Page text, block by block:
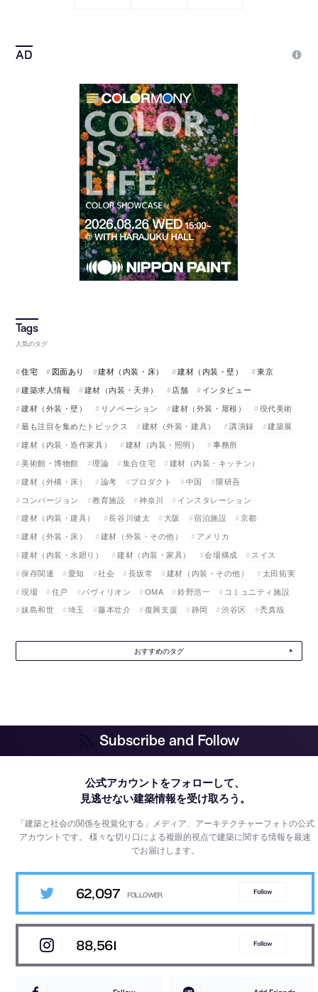
人気のタグ
住宅 図面あり 建材（内装・床） 建材（内装・壁）
東京
建築求人情報
建材（内装・天井） 店舗
インタビュー
建材（外装・壁）
リノベーション 建材（外装・屋根）
現代美術
最も注目を集めたトピックス
建材（外装・建具） 講演録
建築展
建材（内装・造作家具）
建材（内装・照明）
事務所
美術館・博物館
理論 集合住宅
建材（内装・キッチン）
建材（外構・床）
論考 プロダクト 中国
隈研吾
コンバージョン
教育施設 神奈川
インスタレーション
建材（内装・建具）
長谷川健太 大阪 宿泊施設
京都
建材（外装・床）
建材（外装・その他）
アメリカ
建材（内装・水廻り）
建材（内装・家具） 会場構成
スイス
保存関連
愛知 社会 長坂常 建材（内装・その他）
太田拓実
現場
住戸 パヴィリオン OMA 鈴野浩一
コミュニティ施設
妹島和世
埼玉 藤本壮介 復興支援 静岡 渋谷区 禿真哉
おすすめのタグ
Subscribe and Follow
公式アカウントをフォローして、
見逃せない建築情報を受け取ろう。
「建築と社会の関係を視覚化する」メディア、アーキテクチャーフォトの公式
アカウントです。様々な切り口による複眼的視点で建築に関する情報を最速
でお届けします。
62,097 Follow
88,561 Follow